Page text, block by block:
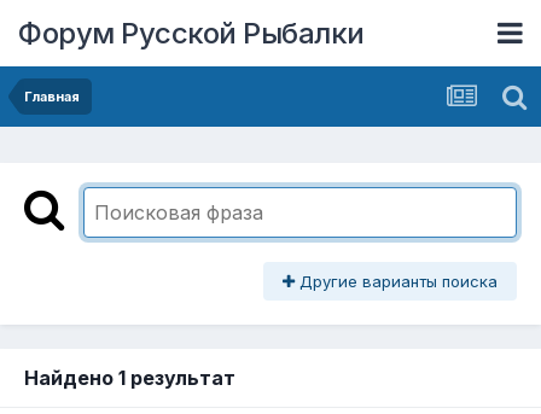
Форум Русской Рыбалки
Главная
Другие варианты поиска
Найдено 1 результат